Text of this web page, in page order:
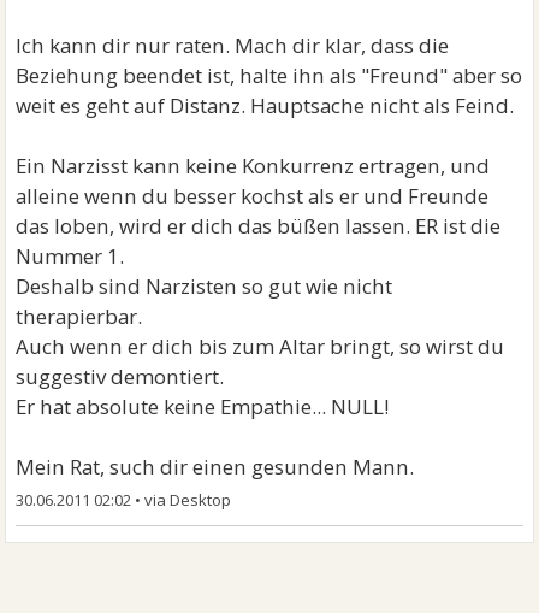
Ich kann dir nur raten. Mach dir klar, dass die
Beziehung beendet ist, halte ihn als "Freund" aber so
weit es geht auf Distanz. Hauptsache nicht als Feind.
Ein Narzisst kann keine Konkurrenz ertragen, und
alleine wenn du besser kochst als er und Freunde
das loben, wird er dich das büßen lassen. ER ist die
Nummer 1.
Deshalb sind Narzisten so gut wie nicht
therapierbar.
Auch wenn er dich bis zum Altar bringt, so wirst du
suggestiv demontiert.
Er hat absolute keine Empathie... NULL!
Mein Rat, such dir einen gesunden Mann.
30.06.2011 02:02 •